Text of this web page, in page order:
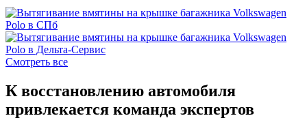
Смотреть все
К восстановлению автомобиля
привлекается команда экспертов